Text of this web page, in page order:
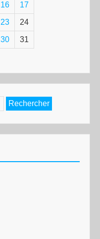
16 17
23 24
30 31